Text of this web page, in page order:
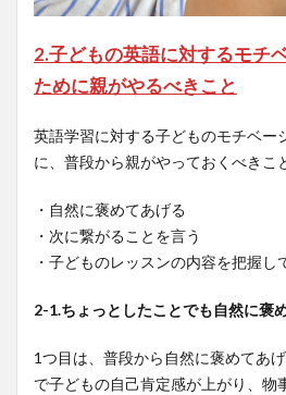
2.子どもの英語に対するモチ
ために親がやるべきこと
英語学習に対する子どものモチベー
に、普段から親がやっておくべきこ
・自然に褒めてあげる
・次に繋がることを言う
・子どものレッスンの内容を把握し
2-1.ちょっとしたことでも自然に褒
1つ目は、普段から自然に褒めてあ
で子どもの自己肯定感が上がり、物